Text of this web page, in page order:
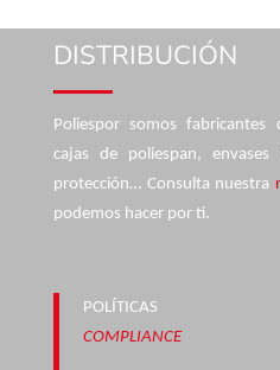
DISTRIBUCIÓN
Poliespor somos fabricantes
cajas de poliespan, envases
protección… Consulta nuestra
podemos hacer por ti.
POLÍTICAS
COMPLIANCE